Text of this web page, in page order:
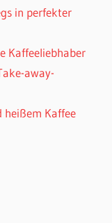
in perfekter
Kaffeeliebhaber
away-
heißem Kaffee